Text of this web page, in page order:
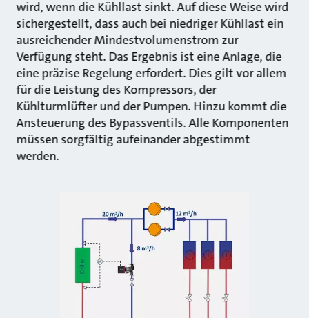
wird, wenn die Kühllast sinkt. Auf diese Weise wird
sichergestellt, dass auch bei niedriger Kühllast ein
ausreichender Mindestvolumenstrom zur
Verfügung steht. Das Ergebnis ist eine Anlage, die
eine präzise Regelung erfordert. Dies gilt vor allem
für die Leistung des Kompressors, der
Kühlturmlüfter und der Pumpen. Hinzu kommt die
Ansteuerung des Bypassventils. Alle Komponenten
müssen sorgfältig aufeinander abgestimmt
werden.